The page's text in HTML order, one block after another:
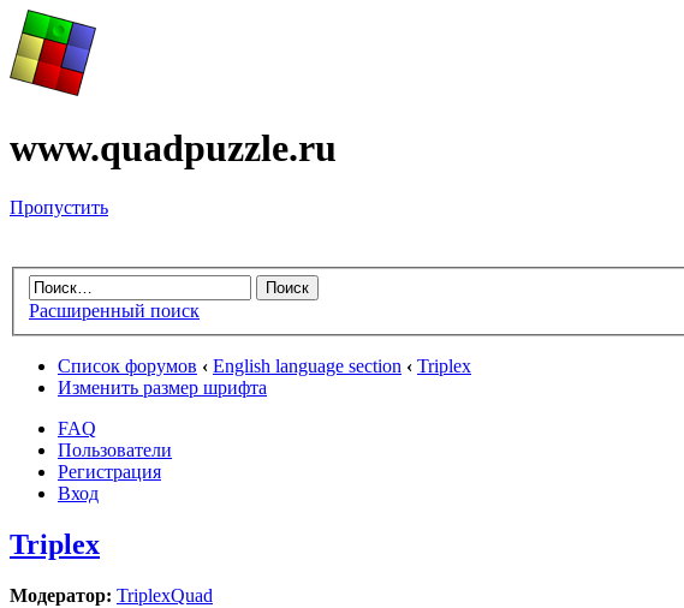
www.quadpuzzle.ru
Пропустить
Расширенный поиск
Список форумов ‹ English language section ‹ Triplex
Изменить размер шрифта
FAQ
Пользователи
Регистрация
Вход
Triplex
Модератор: TriplexQuad